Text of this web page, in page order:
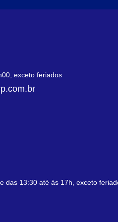
exceto feriados
das 13:30 até às 17h, exceto